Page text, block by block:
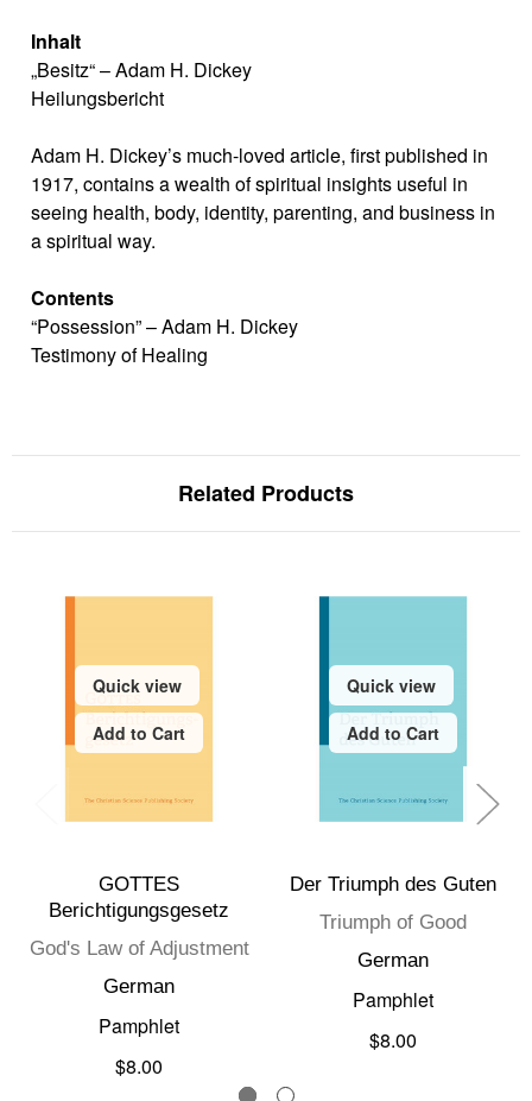
Inhalt
„Besitz“ – Adam H. Dickey
Heilungsbericht
Adam H. Dickey’s much-loved article, first published in
1917, contains a wealth of spiritual insights useful in
seeing health, body, identity, parenting, and business in
a spiritual way.
Contents
“Possession” – Adam H. Dickey
Testimony of Healing
Related Products
Quick view
Add to Cart
GOTTES
Berichtigungsgesetz
God's Law of Adjustment
German
Pamphlet
$8.00
Quick view
Add to Cart
Der Triumph des Guten
Triumph of Good
German
Pamphlet
$8.00